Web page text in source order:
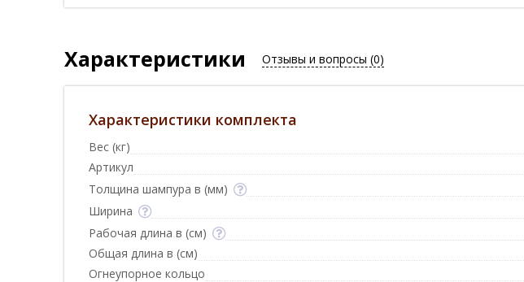
Характеристики Отзывы и вопросы (0)
Характеристики комплекта
Вес (кг)
Артикул
Толщина шампура в (мм)
Ширина
Рабочая длина в (см)
Общая длина в (см)
Огнеупорное кольцо